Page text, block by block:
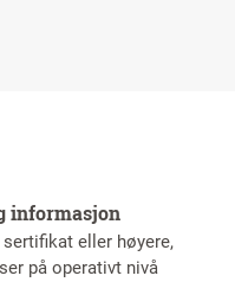
informasjon
eller høyere,
på operativt nivå